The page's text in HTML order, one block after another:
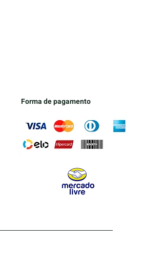
Forma de pagamento